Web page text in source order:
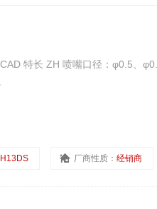
特长 ZH 喷嘴口径：φ0.5、
厂商性质： 经销商